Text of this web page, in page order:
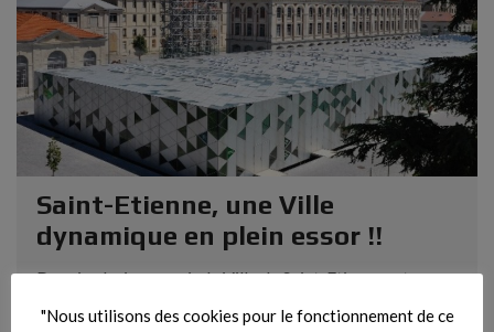
Saint-Etienne, une Ville
dynamique en plein essor !!
Depuis plusieurs mois, la Ville de Saint-Etienne est en
"Nous utilisons des cookies pour le fonctionnement de ce